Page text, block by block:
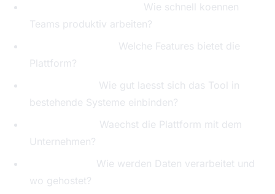
Wie schnell koennen
Teams produktiv arbeiten?
Welche Features bietet die
Plattform?
Wie gut laesst sich das Tool in
bestehende Systeme einbinden?
Waechst die Plattform mit dem
Unternehmen?
Wie werden Daten verarbeitet und
wo gehostet?